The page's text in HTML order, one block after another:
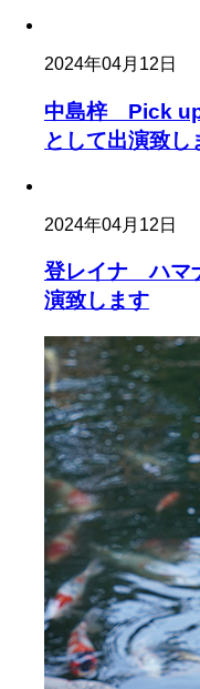
2024年04月12日
中島梓 Pick
として出演致し
2024年04月12日
登レイナ ハマ
演致します